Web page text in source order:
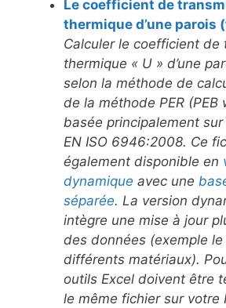
Le coefficient de
thermique d’une parois
Calculer le coefficient de
thermique « U » d’une
selon la méthode de
de la méthode PER (PEB
basée principalement
EN ISO 6946:2008. Ce
également disponible en
dynamique avec une
séparée. La version
intègre une mise à jour
des données (exemple
différents matériaux).
outils Excel doivent être
le même fichier sur votre